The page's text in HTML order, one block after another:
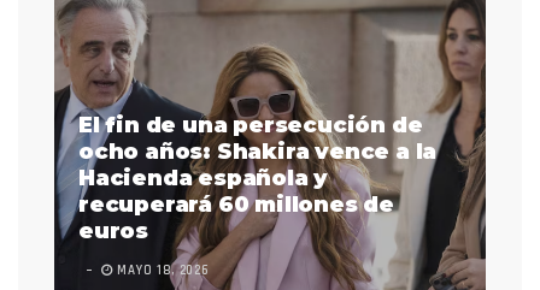
El fin de una persecución de
ocho años: Shakira vence a la
Hacienda española y
recuperará 60 millones de
euros
MAYO 18, 2026